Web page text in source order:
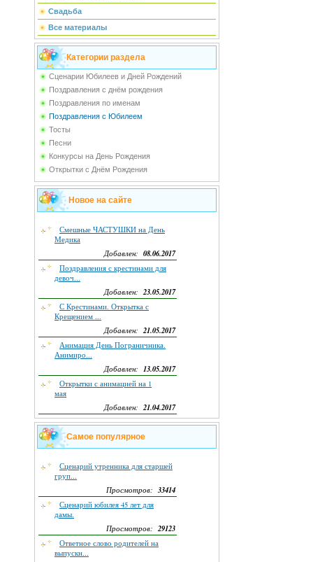
Свадьба
Все материалы
Категории раздела
Сценарии Юбилеев и Дней Рождений
Поздравления с днём рождения
Поздравления по именам
Поздравления с Юбилеем
Тосты
Песни
Конкурсы на День Рождения
Открытки с Днём Рождения
Новое на сайте
Смешные ЧАСТУШКИ на День
Медика
Добавлен: 08.06.2017
Поздравления с крестинами для
девоч...
Добавлен:23.05.2017
С Крестинами. Открытка с
Крещением ...
Добавлен:21.05.2017
Анимация День Пограничника.
Анимиро...
Добавлен: 13.05.2017
Открытки с анимацией на 1
мая
Добавлен:21.04.2017
Самое популярное
Сценарий утренника для старшей
груп...
Просмотров: 33414
Сценарий юбилея 45 лет для
дамы.
Просмотров:29123
Ответное слово родителей на
выпускн...